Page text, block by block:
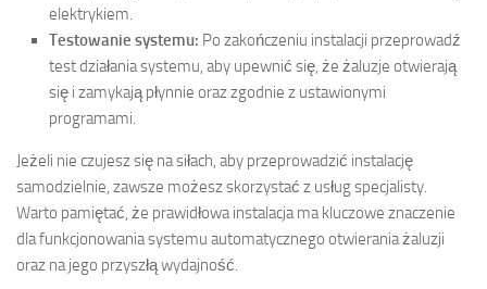
elektrykiem.
Testowanie systemu: Po zakończeniu instalacji przeprowadź
test działania systemu, aby upewnić się, że żaluzje otwierają
się i zamykają płynnie oraz zgodnie z ustawionymi
programami.
Jeżeli nie czujesz się na siłach, aby przeprowadzić instalację
samodzielnie, zawsze możesz skorzystać z usług specjalisty.
Warto pamiętać, że prawidłowa instalacja ma kluczowe znaczenie
dla funkcjonowania systemu automatycznego otwierania żaluzji
oraz na jego przyszłą wydajność.